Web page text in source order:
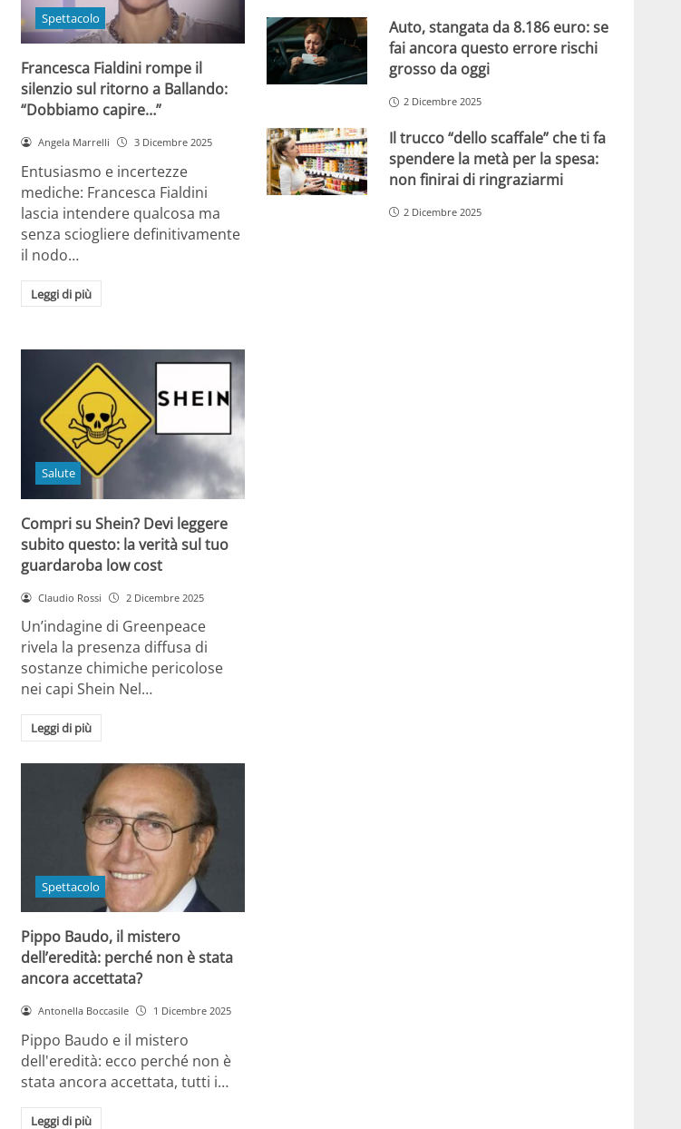
Spettacolo
Francesca Fialdini rompe il
silenzio sul ritorno a Ballando:
“Dobbiamo capire…”
Angela Marrelli 3 Dicembre 2025
Entusiasmo e incertezze
mediche: Francesca Fialdini
lascia intendere qualcosa ma
senza sciogliere definitivamente
il nodo…
Leggi di più
Salute
Compri su Shein? Devi leggere
subito questo: la verità sul tuo
guardaroba low cost
Claudio Rossi 2 Dicembre 2025
Un’indagine di Greenpeace
rivela la presenza diffusa di
sostanze chimiche pericolose
nei capi Shein Nel…
Leggi di più
Spettacolo
Pippo Baudo, il mistero
dell’eredità: perché non è stata
ancora accettata?
Antonella Boccasile 1 Dicembre 2025
Pippo Baudo e il mistero
dell'eredità: ecco perché non è
stata ancora accettata, tutti i…
Leggi di più
Auto, stangata da 8.186 euro: se
fai ancora questo errore rischi
grosso da oggi
2 Dicembre 2025
Il trucco “dello scaffale” che ti fa
spendere la metà per la spesa:
non finirai di ringraziarmi
2 Dicembre 2025